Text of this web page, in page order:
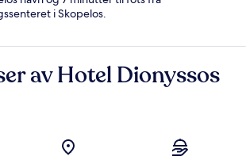
i Skopelos.
av Hotel Dionyssos